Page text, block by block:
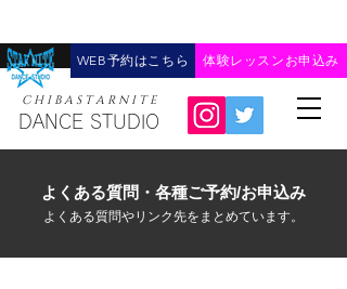
WEB予約はこちら 体験レッスンお申込み
C H I B A ​S T A R N I T E
DANCE STUDIO
​よくある質問・各種ご予約/お申込み
よくある質問やリンク先をまとめています。